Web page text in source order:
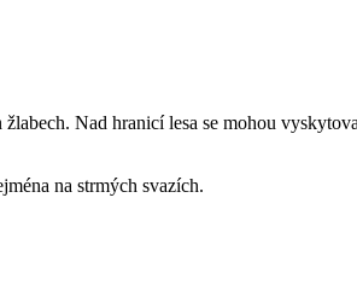
Nad hranicí lesa se mohou
na strmých svazích.